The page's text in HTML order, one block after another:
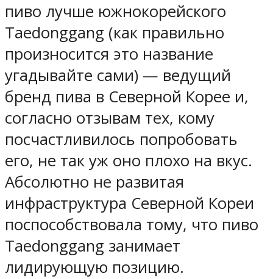
пиво лучше южнокорейского
Taedonggang (как правильно
произносится это название
угадывайте сами) — ведущий
бренд пива в Северной Корее и,
согласно отзывам тех, кому
посчастливилось попробовать
его, не так уж оно плохо на вкус.
Абсолютно не развитая
инфраструктура Северной Кореи
поспособствовала тому, что пиво
Taedonggang занимает
лидирующую позицию.